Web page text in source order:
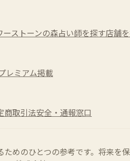
ーストーンの森占い師を探す店舗
レミアム掲載
商取引法安全・通報窓口
めのひとつの参考です。将来を